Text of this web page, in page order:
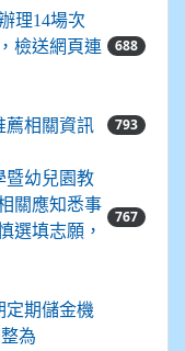
理14場次
檢送網頁連
688
薦相關資訊 793
暨幼兒園教
關應知悉事
選填志願，
767
定期儲金機
為